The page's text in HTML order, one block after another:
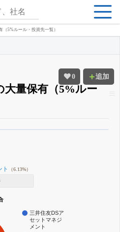
（5%ルール・投資先一覧）
0 追加
大量保有（5%ルー
米株版の先行利用も付きます
ト （6.13%）
三井住友DSア
セットマネジ
メント